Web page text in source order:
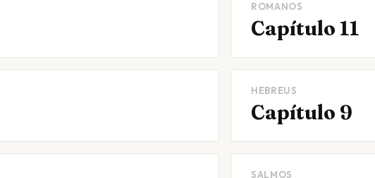
ROMANOS
Capítulo 11
HEBREUS
Capítulo 9
SALMOS